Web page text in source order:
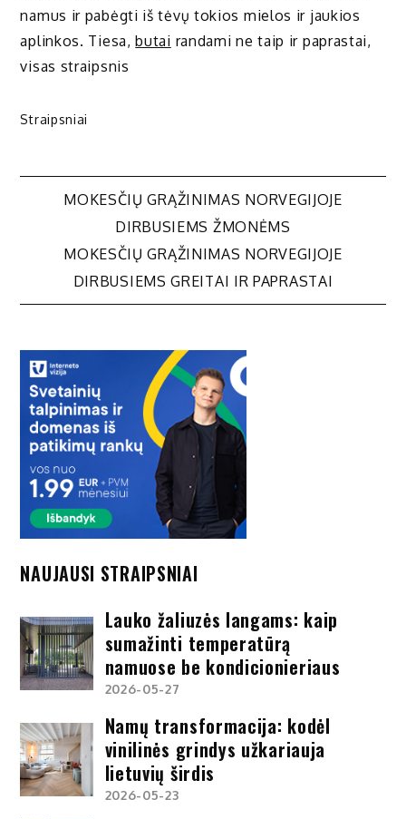
namus ir pabėgti iš tėvų tokios mielos ir jaukios
aplinkos. Tiesa,butai randami ne taip ir paprastai,
visas straipsnis
Straipsniai
Navigacija
tarp
įrašų
MOKESČIŲ GRĄŽINIMAS NORVEGIJOJE
DIRBUSIEMS ŽMONĖMS
MOKESČIŲ GRĄŽINIMAS NORVEGIJOJE
DIRBUSIEMS GREITAI IR PAPRASTAI
NAUJAUSI STRAIPSNIAI
Lauko žaliuzės langams: kaip
sumažinti temperatūrą
namuose be kondicionieriaus
2026-05-27
Namų transformacija: kodėl
vinilinės grindys užkariauja
lietuvių širdis
2026-05-23